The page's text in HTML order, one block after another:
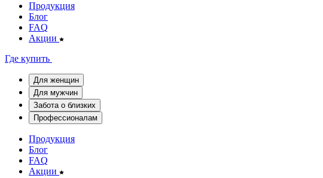
Продукция
Блог
FAQ
Акции
Где купить
Для женщин
Для мужчин
Забота о близких
Профессионалам
Продукция
Блог
FAQ
Акции